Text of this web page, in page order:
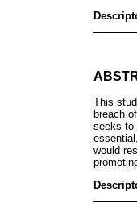
This
breach
seeks to
would